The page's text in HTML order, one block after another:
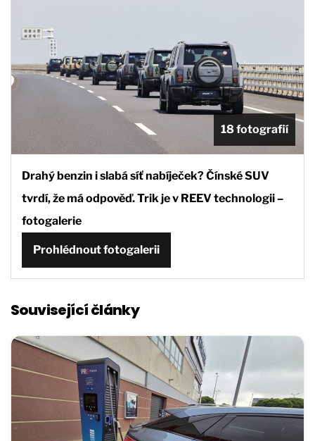
18 fotografií
Drahý benzin i slabá síť nabíječek? Čínské SUV
tvrdí, že má odpověď. Trik je v REEV technologii –
fotogalerie
Prohlédnout fotogalerii
Související články